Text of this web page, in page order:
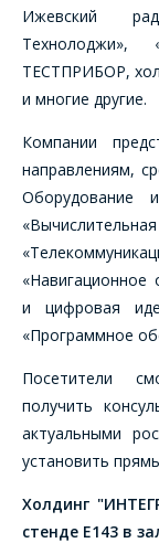
Ижевский
ТЕСТПРИБОР,
и многие другие.
Компании
направлениям,
Оборудование
«Навигационное
и цифровая
«Программное
Посетители
получить
актуальными
установить
Холдинг
стенде Е143 в